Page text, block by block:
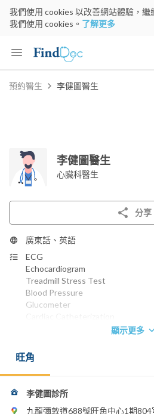
我們使用 cookies 以改善網站體驗，
我們使用 cookies。 了解更多
Keyword
預約醫生 李健圖醫生
李健圖醫生
心臟科醫生
分享
廣東話、英語
ECG
Echocardiogram
Treadmill Stress Test
Blood Pressure
Glucometer
stenting (PTCA)
Cardiac Pacing
英國皇家內科醫學院院士 1993
香港內科醫學院院士 1997
顯示更多
旺角
李健圖診所
九龍彌敦道688號旺角中心1期804